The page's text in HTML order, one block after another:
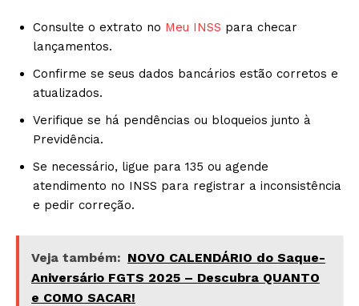
Consulte o extrato no Meu INSS para checar
lançamentos.
Confirme se seus dados bancários estão corretos e
atualizados.
Verifique se há pendências ou bloqueios junto à
Previdência.
Se necessário, ligue para 135 ou agende
atendimento no INSS para registrar a inconsistência
e pedir correção.
Veja também: NOVO CALENDÁRIO do Saque-
Aniversário FGTS 2025 – Descubra QUANTO
e COMO SACAR!